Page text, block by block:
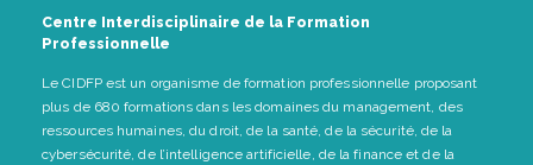
Centre Interdisciplinaire de la Formation
Professionnelle
Le CIDFP est un organisme de formation professionnelle proposant
plus de 680 formations dans les domaines du management, des
ressources humaines, du droit, de la santé, de la sécurité, de la
cybersécurité, de l’intelligence artificielle, de la finance et de la